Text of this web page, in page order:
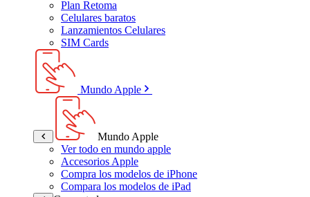
Plan Retoma
Celulares baratos
Lanzamientos Celulares
SIM Cards
Mundo Apple
Mundo Apple
Ver todo en mundo apple
Accesorios Apple
Compra los modelos de iPhone
Compara los modelos de iPad